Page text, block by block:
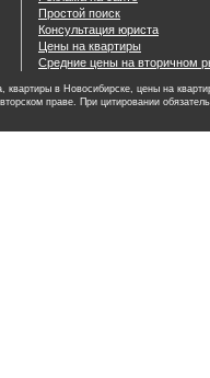
Простой поиск
Консультация юриста
Цены на квартиры
Средние цены на вторичном
в Новосибирске, цены на
праве. При цитировании